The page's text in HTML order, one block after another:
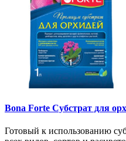
Bona Forte Субстрат для
Готовый к использованию